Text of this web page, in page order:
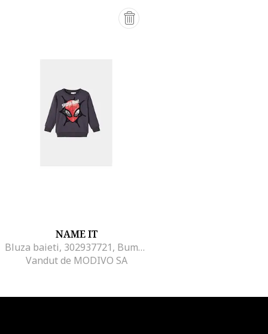
NAME IT
Bluza baieti, 302937721, Bumbac, 92 CM, Gri
Vandut de MODIVO SA